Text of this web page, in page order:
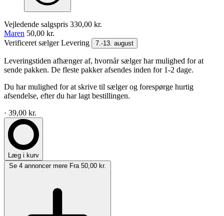
Vejledende salgspris 330,00 kr.
Maren 50,00 kr.
Verificeret sælgerLevering 7.-13. august
Leveringstiden afhænger af, hvornår sælger har mulighed for at
sende pakken. De fleste pakker afsendes inden for 1-2 dage.
Du har mulighed for at skrive til sælger og forespørge hurtig
afsendelse, efter du har lagt bestillingen.
· 39,00 kr.
Læg i kurv
Se 4 annoncer mere Fra 50,00 kr.